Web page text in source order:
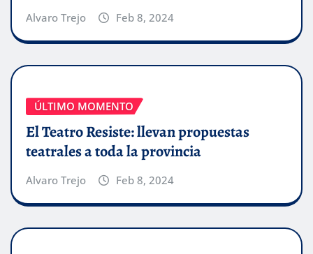
Alvaro Trejo Feb 8, 2024
ÚLTIMO MOMENTO
El Teatro Resiste: llevan propuestas
teatrales a toda la provincia
Alvaro Trejo Feb 8, 2024